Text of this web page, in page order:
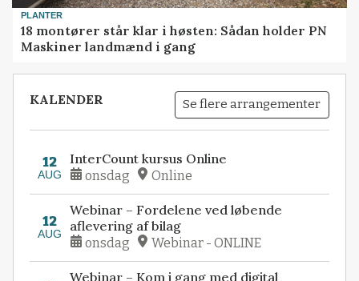
PLANTER
18 montører står klar i høsten: Sådan holder PN
Maskiner landmænd i gang
KALENDER Se flere arrangementer
12
AUG
InterCount kursus Online
onsdag Online
12
AUG
Webinar – Fordelene ved løbende
aflevering af bilag
onsdag Webinar - ONLINE
Webinar – Kom i gang med digital